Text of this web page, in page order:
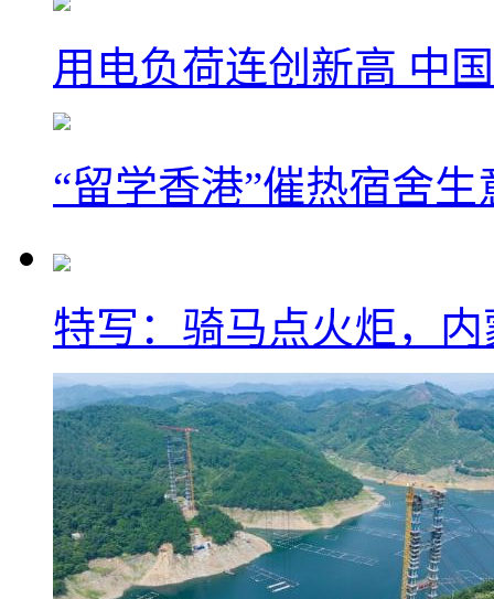
用电负荷连创新高 中
“留学香港”催热宿舍
特写：骑马点火炬，